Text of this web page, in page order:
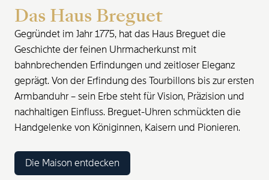
Das Haus Breguet
Gegründet im Jahr 1775, hat das Haus Breguet die
Geschichte der feinen Uhrmacherkunst mit
bahnbrechenden Erfindungen und zeitloser Eleganz
geprägt. Von der Erfindung des Tourbillons bis zur ersten
Armbanduhr – sein Erbe steht für Vision, Präzision und
nachhaltigen Einfluss. Breguet-Uhren schmückten die
Handgelenke von Königinnen, Kaisern und Pionieren.
Die Maison entdecken